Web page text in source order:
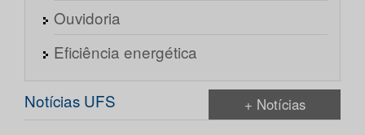
Ouvidoria
Eficiência energética
Notícias UFS + Notícias